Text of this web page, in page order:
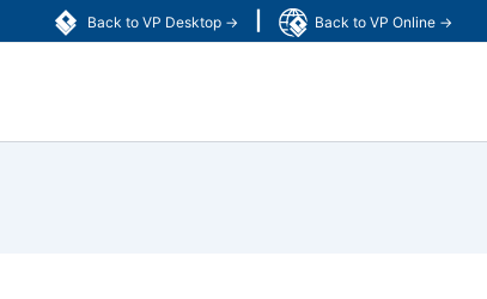
Back to VP Desktop → Back to VP Online →